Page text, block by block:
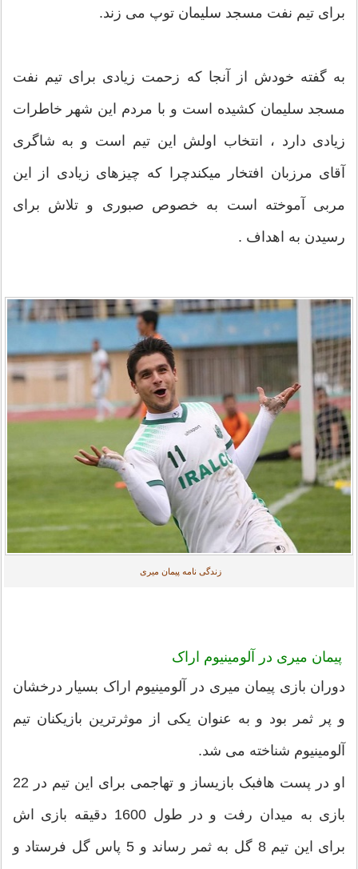
برای تیم نفت مسجد سلیمان توپ می زند.
به گفته خودش از آنجا که زحمت زیادی برای تیم نفت
مسجد سلیمان کشیده است و با مردم این شهر خاطرات
زیادی دارد ، انتخاب اولش این تیم است و به شاگری
آقای مرزبان افتخار میکندچرا که چیزهای زیادی از این
مربی آموخته است به خصوص صبوری و تلاش برای
رسیدن به اهداف .
زندگی نامه پیمان میری
پیمان میری در آلومینیوم اراک
دوران بازی پیمان میری در آلومینیوم اراک بسیار درخشان
و پر ثمر بود و به عنوان یکی از موثرترین بازیکنان تیم
آلومینیوم شناخته می شد.
او در پست هافبک بازیساز و تهاجمی برای این تیم در 22
بازی به میدان رفت و در طول 1600 دقیقه بازی اش
برای این تیم 8 گل به ثمر رساند و 5 پاس گل فرستاد و